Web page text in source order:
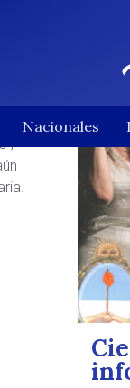
Nacionales